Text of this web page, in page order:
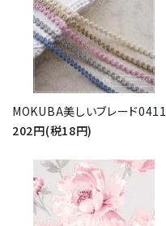
MOKUBA美しいブレード0411
202円(税18円)